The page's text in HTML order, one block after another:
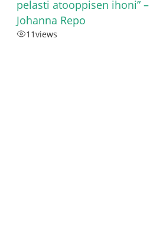
pelasti atooppisen ihoni” –
Johanna Repo
11views